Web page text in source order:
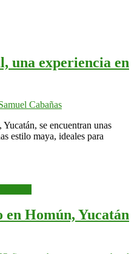
una experiencia en
Cabañas
se encuentran unas
estilo maya, ideales para
en Homún, Yucatán